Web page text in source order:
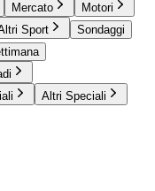
Mercato
Motori
Sport
Sondaggi
Altri Speciali